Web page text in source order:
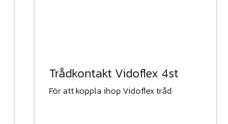
Trådkontakt Vidoflex 4st
För att koppla ihop Vidoflex tråd